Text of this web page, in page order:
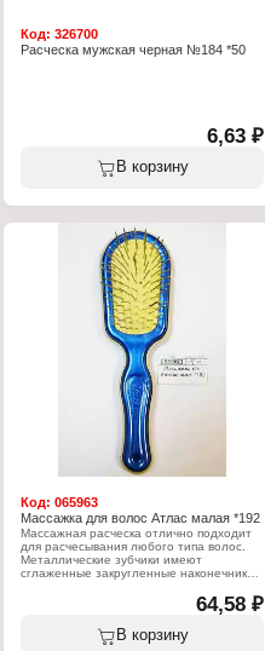
Код: 326700
Расческа мужская черная №184 *50
6,63 ₽
В корзину
Код: 065963
Массажка для волос Атлас малая *192
Массажная расческа отлично подходит
для расчесывания любого типа волос.
Металлические зубчики имеют
сглаженные закругленные наконечники
кожи головы. Благодаря особому
антистатическим эффектом. Безопасен в
использовании.
64,58 ₽
В корзину